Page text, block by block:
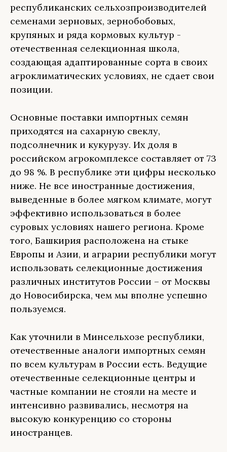
республиканских сельхозпроизводителей
семенами зерновых, зернобобовых,
крупяных и ряда кормовых культур -
отечественная селекционная школа,
создающая адаптированные сорта в своих
агроклиматических условиях, не сдает свои
позиции.
Основные поставки импортных семян
приходятся на сахарную свеклу,
подсолнечник и кукурузу. Их доля в
российском агрокомплексе составляет от 73
до 98 %. В республике эти цифры несколько
ниже. Не все иностранные достижения,
выведенные в более мягком климате, могут
эффективно использоваться в более
суровых условиях нашего региона. Кроме
того, Башкирия расположена на стыке
Европы и Азии, и аграрии республики могут
использовать селекционные достижения
различных институтов России – от Москвы
до Новосибирска, чем мы вполне успешно
пользуемся.
Как уточнили в Минсельхозе республики,
отечественные аналоги импортных семян
по всем культурам в России есть. Ведущие
отечественные селекционные центры и
частные компании не стояли на месте и
интенсивно развивались, несмотря на
высокую конкуренцию со стороны
иностранцев.